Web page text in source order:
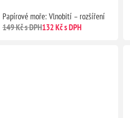
Papírové moře: Vlnobití – rozšíření
149 Kč s DPH132 Kč s DPH